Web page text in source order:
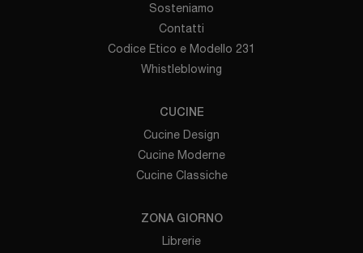
Sosteniamo
Contatti
Codice Etico e Modello 231
Whistleblowing
CUCINE
Cucine Design
Cucine Moderne
Cucine Classiche
ZONA GIORNO
Librerie